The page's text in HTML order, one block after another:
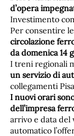
d’opera
Investimento
Per consentire
circolazione
da domenica 14
I treni regionali
un servizio di
collegamenti
I nuovi orari
dell’impresa
arrivo e data del
automatico